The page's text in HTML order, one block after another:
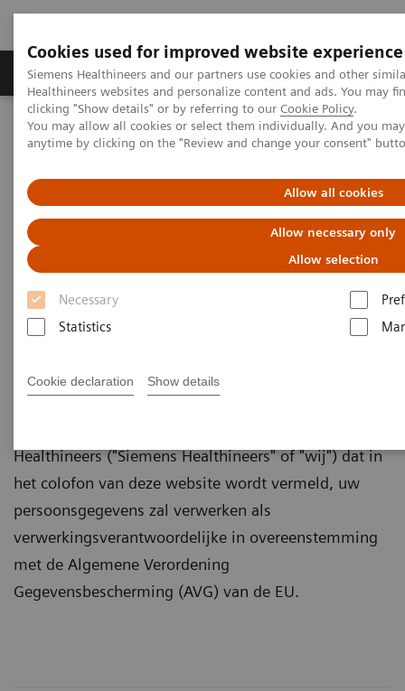
Cookies used for improved website experience
Siemens Healthineers and our partners use cookies and other
Healthineers websites and personalize content and ads. You may
clicking "Show details" or by referring to our Cookie Policy.
You may allow all cookies or select them individually. And you
anytime by clicking on the "Review and change your consent"
Allow all cookies
Allow necessary only
Allow selection
Necessary
Statistics
Cookie declaration Show details
Producten & Services Over ons
Home Privacyverklaring van Siemens Healthineers
Privacyverklaring van Siemens
Healthineers
Versie: mei 2024
bescherming en het respecteren van de privacy van
uw persoonsgegevens. In deze privacyverklaring
Healthineers ("Siemens Healthineers" of "wij") dat in
het colofon van deze website wordt vermeld, uw
persoonsgegevens zal verwerken als
verwerkingsverantwoordelijke in overeenstemming
met de Algemene Verordening
Gegevensbescherming (AVG) van de EU.